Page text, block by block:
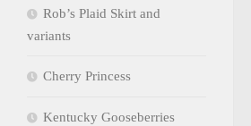
Rob’s Plaid Skirt and
variants
Cherry Princess
Kentucky Gooseberries